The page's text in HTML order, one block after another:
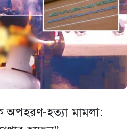
অপহরণ-হত্যা মামলা: